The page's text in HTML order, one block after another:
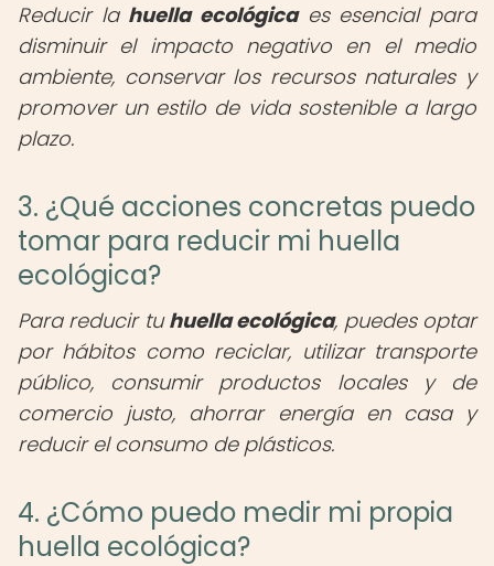
Reducir la huella ecológicaes esencial para
disminuir el impacto negativo en el medio
ambiente, conservar los recursos naturales y
promover un estilo de vida sostenible a largo
plazo.
3. ¿Qué acciones concretas puedo
tomar para reducir mi huella
ecológica?
Para reducir tuhuella ecológica, puedes optar
por hábitos como reciclar, utilizar transporte
público, consumir productos locales y de
comercio justo, ahorrar energía en casa y
reducir el consumo de plásticos.
4. ¿Cómo puedo medir mi propia
huella ecológica?